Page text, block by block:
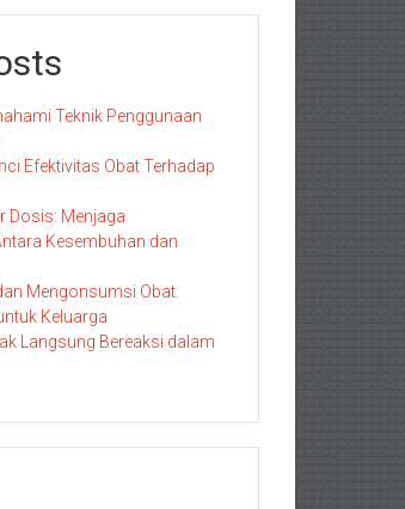
Teknik Penggunaan
Efektivitas Obat Terhadap
Dosis: Menjaga
Kesembuhan dan
Mengonsumsi Obat:
Keluarga
Langsung Bereaksi dalam